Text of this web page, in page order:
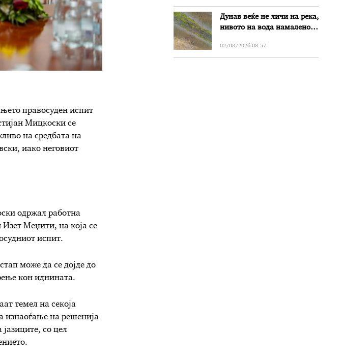
правосуден испит
Мицкоски се
на средбата на
иако неговиот
одржал работна
Изет Меџити, на која се
испит.
може да се дојде до
кон иднината.
темел на секоја
изнаоѓање на решенија
јазиците, со цел
Дунав веќе не личи на река,
нивото на вода намалено
Бугарија
02/08/2026 08:57